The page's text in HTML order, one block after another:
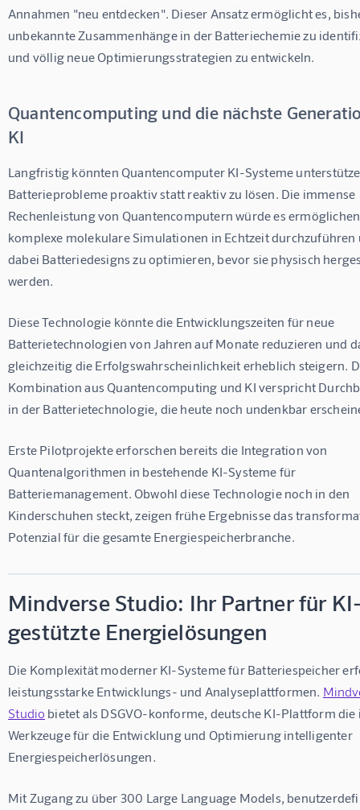
Annahmen "neu entdecken". Dieser Ansatz ermöglicht es,
unbekannte Zusammenhänge in der Batteriechemie zu
und völlig neue Optimierungsstrategien zu entwickeln.
Quantencomputing und die nächste
KI
Langfristig könnten Quantencomputer KI-Systeme
Batterieprobleme proaktiv statt reaktiv zu lösen. Die immense
Rechenleistung von Quantencomputern würde es
komplexe molekulare Simulationen in Echtzeit
dabei Batteriedesigns zu optimieren, bevor sie physisch
werden.
Diese Technologie könnte die Entwicklungszeiten für neue
Batterietechnologien von Jahren auf Monate reduzieren und
gleichzeitig die Erfolgswahrscheinlichkeit erheblich steigern.
Kombination aus Quantencomputing und KI verspricht
in der Batterietechnologie, die heute noch undenkbar
Erste Pilotprojekte erforschen bereits die Integration von
Quantenalgorithmen in bestehende KI-Systeme für
Batteriemanagement. Obwohl diese Technologie noch in den
Kinderschuhen steckt, zeigen frühe Ergebnisse das
Potenzial für die gesamte Energiespeicherbranche.
Mindverse Studio: Ihr Partner für
gestützte Energielösungen
Die Komplexität moderner KI-Systeme für Batteriespeicher
leistungsstarke Entwicklungs- und Analyseplattformen.
Studio bietet als DSGVO-konforme, deutsche KI-Plattform
Werkzeuge für die Entwicklung und Optimierung intelligenter
Energiespeicherlösungen.
Mit Zugang zu über 300 Large Language Models,